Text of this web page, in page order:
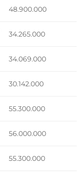
48.900.000
34.265.000
34.069.000
30.142.000
55.300.000
56.000.000
55.300.000